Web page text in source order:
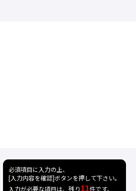
必須項目に入力の上、
[入力内容を確認]ボタンを押して下さい。
入力が必要な項目は、残り11件です。